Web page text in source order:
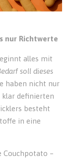
nur Richtwerte
alles mit
soll dieses
haben nicht nur
klar definierten
besteht
in eine
Couchpotato –